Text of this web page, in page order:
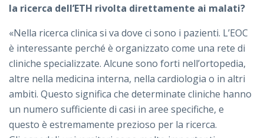
la ricerca dell’ETH rivolta direttamente ai malati?
«Nella ricerca clinica si va dove ci sono i pazienti. L’EOC
è interessante perché è organizzato come una rete di
cliniche specializzate. Alcune sono forti nell’ortopedia,
altre nella medicina interna, nella cardiologia o in altri
ambiti. Questo significa che determinate cliniche hanno
un numero sufficiente di casi in aree specifiche, e
questo è estremamente prezioso per la ricerca.